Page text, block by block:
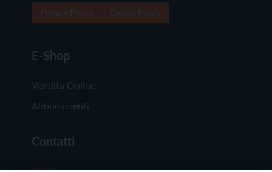
E-Shop
Vendita Online
Abbonamenti
Contatti